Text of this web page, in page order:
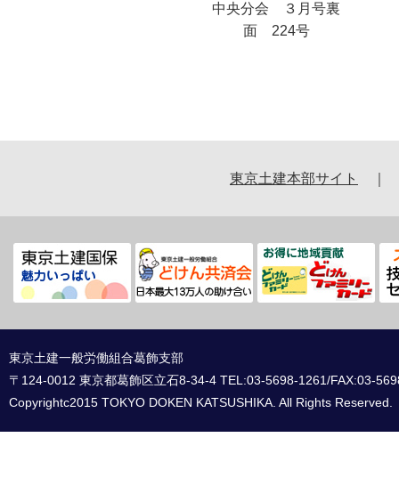
中央分会 ３月号裏
面 224号
東京土建本部サイト
東京土建一般労働組合葛飾支部
〒124-0012 東京都葛飾区立石8-34-4 TEL:03-5698-1261/FAX:03-
Copyrightc2015 TOKYO DOKEN KATSUSHIKA. All Rights Reserved.